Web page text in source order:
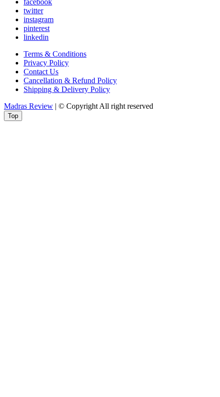
twitter
instagram
pinterest
linkedin
Terms & Conditions
Privacy Policy
Contact Us
Cancellation & Refund Policy
Shipping & Delivery Policy
Madras Review | © Copyright All right reserved
Top